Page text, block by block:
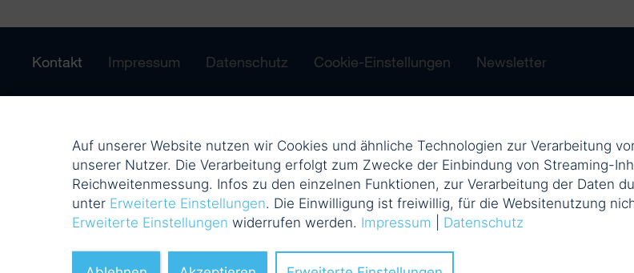
Kontakt Impressum Datenschutz Cookie-Einstellungen Newsletter
Auf unserer Website nutzen wir Cookies und ähnliche Technologien zur Verarbeitung
unserer Nutzer. Die Verarbeitung erfolgt zum Zwecke der Einbindung von Streaming-
Reichweitenmessung. Infos zu den einzelnen Funktionen, zur Verarbeitung der Daten
unter Erweiterte Einstellungen. Die Einwilligung ist freiwillig, für die Websitenutzung
Erweiterte Einstellungen widerrufen werden. Impressum Datenschutz